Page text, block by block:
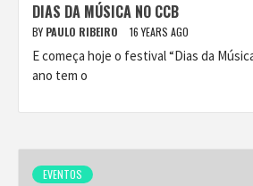
DIAS DA MÚSICA NO CCB
BY PAULO RIBEIRO 16 YEARS AGO
E começa hoje o festival “Dias da
ano tem o
EVENTOS